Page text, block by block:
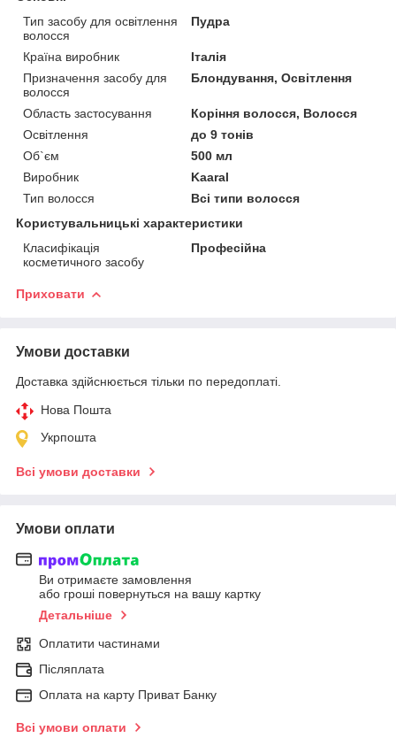
Тип засобу для освітлення
волосся
Пудра
Країна виробник
Італія
Призначення засобу для
волосся
Блондування, Освітлення
Область застосування
Коріння волосся, Волосся
Освітлення
до 9 тонів
Об`єм
500 мл
Виробник
Kaaral
Тип волосся
Всі типи волосся
Користувальницькі характеристики
Класифікація
косметичного засобу
Професійна
Приховати
Умови доставки
Доставка здійснюється тільки по передоплаті.
Нова Пошта
Укрпошта
Всі умови доставки
Умови оплати
Ви отримаєте замовлення
або гроші повернуться на вашу картку
Детальніше
Оплатити частинами
Післяплата
Оплата на карту Приват Банку
Всі умови оплати